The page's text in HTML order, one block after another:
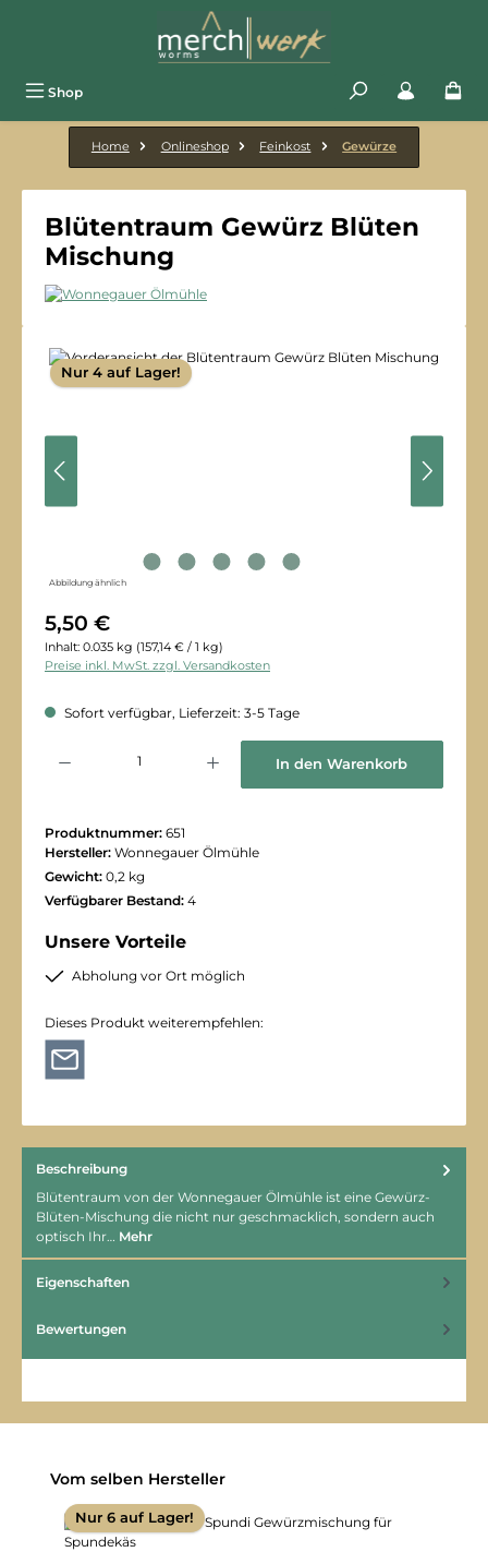
Shop
Home Onlineshop Feinkost Gewürze
Blütentraum Gewürz Blüten
Mischung
Bildergalerie überspringen
Nur 4 auf Lager!
Abbildung ähnlich
5,50 €
Inhalt: 0.035 kg (157,14 € / 1 kg)
Preise inkl. MwSt. zzgl. Versandkosten
Sofort verfügbar, Lieferzeit: 3-5 Tage
In den Warenkorb
Produktnummer: 651
Hersteller: Wonnegauer Ölmühle
Gewicht: 0,2 kg
Verfügbarer Bestand: 4
Unsere Vorteile
Abholung vor Ort möglich
Dieses Produkt weiterempfehlen:
Beschreibung
Blütentraum von der Wonnegauer Ölmühle ist eine Gewürz-
Blüten-Mischung die nicht nur geschmacklich, sondern auch
optisch Ihr… Mehr
Eigenschaften
Bewertungen
Produktgalerie überspringen
Vom selben Hersteller
Nur 6 auf Lager!